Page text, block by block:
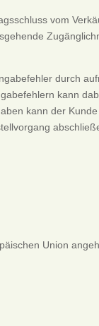
vom
durch
kann
kann der
Union